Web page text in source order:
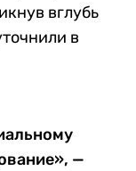
вглубь
в
—